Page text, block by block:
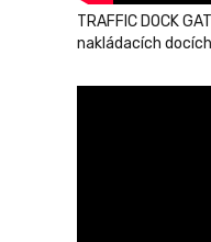
TRAFFIC DOCK
nakládacích docích